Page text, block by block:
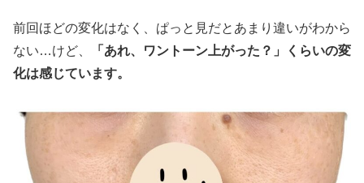
前回ほどの変化はなく、ぱっと見だとあまり違いがわから
ない…けど、
「あれ、ワントーン上がった？」くらいの変
化は感じています。